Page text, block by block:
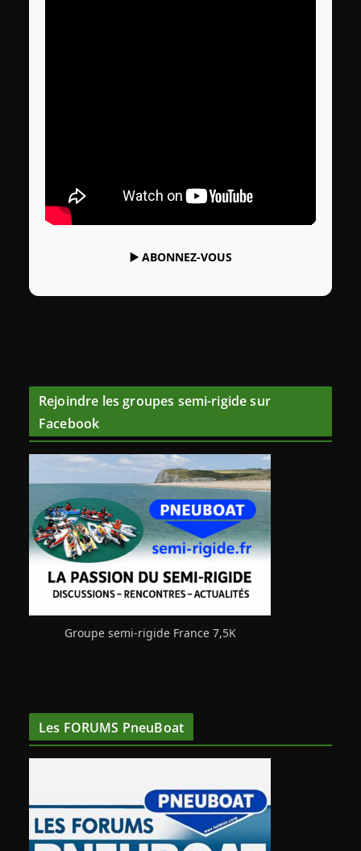
▶️ ABONNEZ-VOUS
Rejoindre les groupes semi-rigide sur
Facebook
Groupe semi-rigide France 7,5K
Les FORUMS PneuBoat